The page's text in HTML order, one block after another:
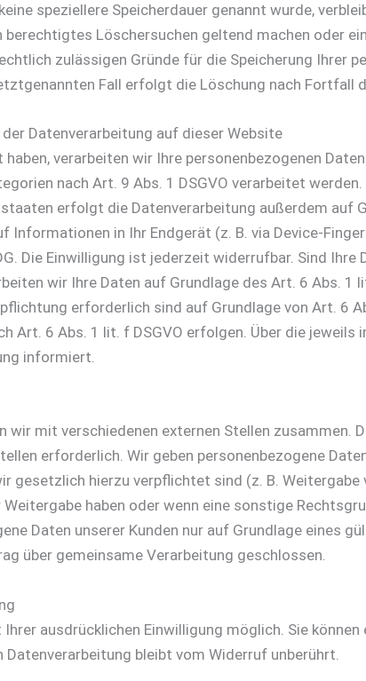
speziellere Speicherdauer genannt wurde,
Löschersuchen geltend machen oder
zulässigen Gründe für die Speicherung Ihrer
Fall erfolgt die Löschung nach Fortfall
Datenverarbeitung auf dieser Website
verarbeiten wir Ihre personenbezogenen
nach Art. 9 Abs. 1 DSGVO verarbeitet
erfolgt die Datenverarbeitung außerdem auf
Informationen in Ihr Endgerät (z. B. via Device-
Die Einwilligung ist jederzeit widerrufbar. Sind
wir Ihre Daten auf Grundlage des Art. 6 Abs. 1
erforderlich sind auf Grundlage von Art. 6
Art. 6 Abs. 1 lit. f DSGVO erfolgen. Über die
informiert.
mit verschiedenen externen Stellen zusammen.
erforderlich. Wir geben personenbezogene
gesetzlich hierzu verpflichtet sind (z. B.
haben oder wenn eine sonstige
Daten unserer Kunden nur auf Grundlage eines
über gemeinsame Verarbeitung geschlossen.
ausdrücklichen Einwilligung möglich. Sie
bleibt vom Widerruf unberührt.